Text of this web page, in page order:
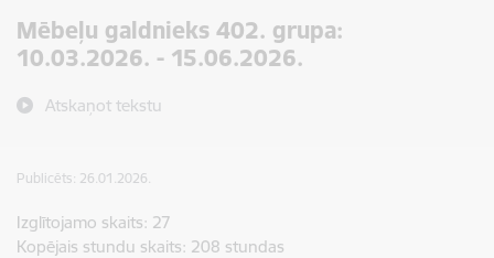
Mēbeļu galdnieks 402. grupa:
10.03.2026. - 15.06.2026.
Atskaņot tekstu
Publicēts: 26.01.2026.
Izglītojamo skaits: 27
Kopējais stundu skaits: 208 stundas